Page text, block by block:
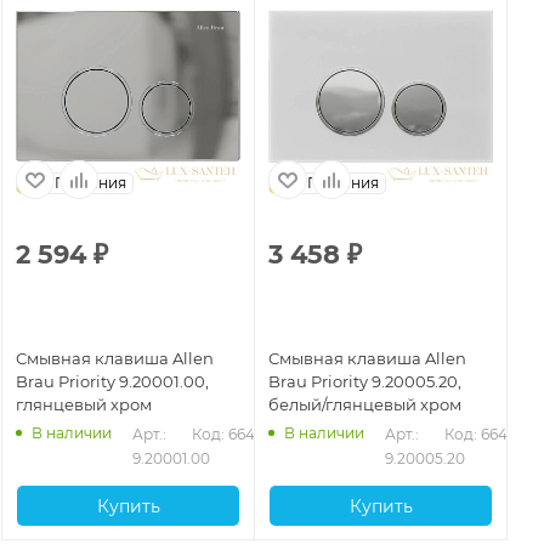
Германия
2 594₽
Смывная клавиша Allen
Brau Priority 9.20001.00,
глянцевый хром
В наличии
Арт.:
9.20001.00
Код: 66427
Купить
Германия
3 458 ₽
Смывная клавиша Allen
Brau Priority 9.20005.20,
белый/глянцевый хром
В наличии
Арт.:
9.20005.20
Код: 66431
Купить